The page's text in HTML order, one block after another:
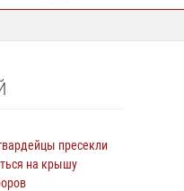
пресекли
на крышу